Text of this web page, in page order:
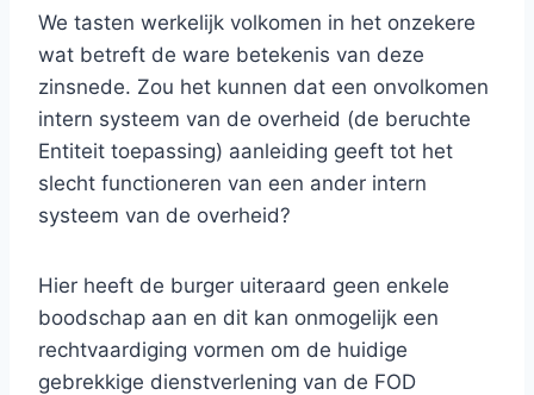
We tasten werkelijk volkomen in het onzekere
wat betreft de ware betekenis van deze
zinsnede. Zou het kunnen dat een onvolkomen
intern systeem van de overheid (de beruchte
Entiteit toepassing) aanleiding geeft tot het
slecht functioneren van een ander intern
systeem van de overheid?
Hier heeft de burger uiteraard geen enkele
boodschap aan en dit kan onmogelijk een
rechtvaardiging vormen om de huidige
gebrekkige dienstverlening van de FOD